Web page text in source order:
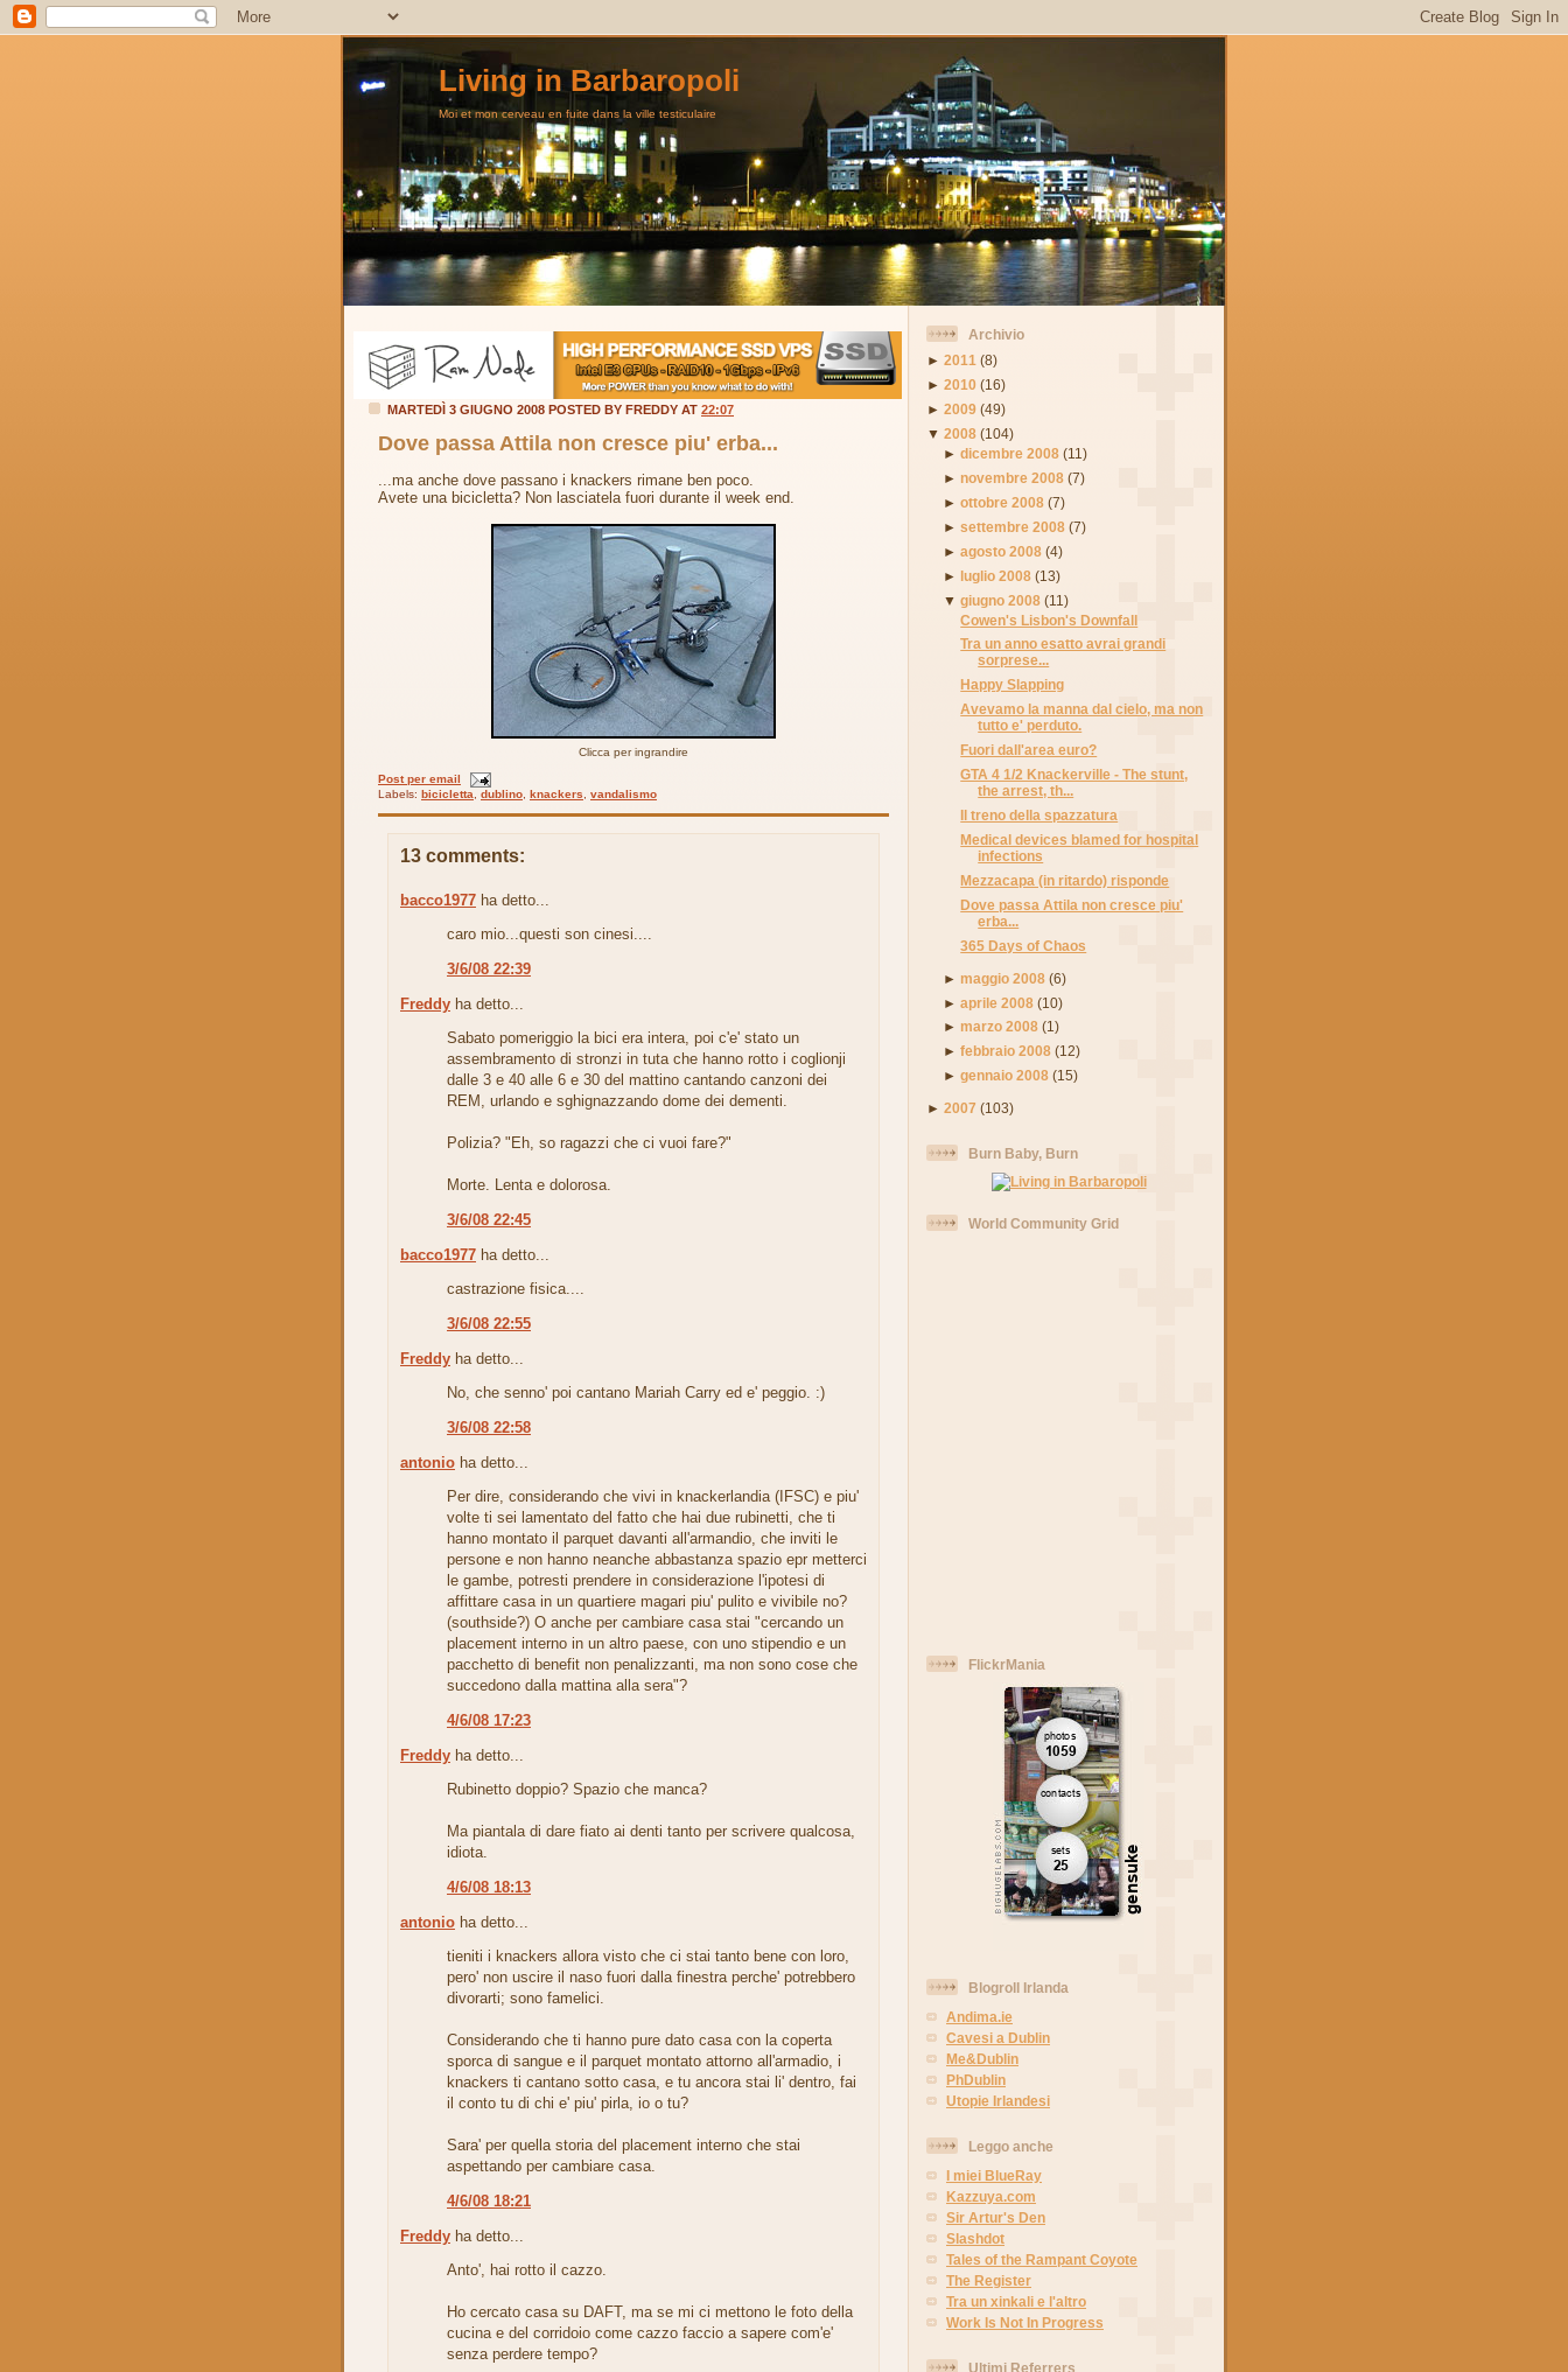
Living in Barbaropoli
Moi et mon cerveau en fuite dans la ville testiculaire
MARTEDÌ 3 GIUGNO 2008 POSTED BY FREDDY AT 22:07
Dove passa Attila non cresce piu' erba...
...ma anche dove passano i knackers rimane ben poco.
Avete una bicicletta? Non lasciatela fuori durante il week end.
Clicca per ingrandire
Post per email
Labels: bicicletta dublino knackers vandalismo
13 comments:
bacco1977 ha detto...
caro mio...questi son cinesi....
3/6/08 22:39
Freddy ha detto...
Sabato pomeriggio la bici era intera, poi c'e' stato un
assembramento di stronzi in tuta che hanno rotto i coglionji
dalle 3 e 40 alle 6 e 30 del mattino cantando canzoni dei
REM, urlando e sghignazzando dome dei dementi.
Polizia? "Eh, so ragazzi che ci vuoi fare?"
Morte. Lenta e dolorosa.
3/6/08 22:45
bacco1977 ha detto...
castrazione fisica....
3/6/08 22:55
Freddy ha detto...
No, che senno' poi cantano Mariah Carry ed e' peggio. :)
3/6/08 22:58
antonio ha detto...
Per dire, considerando che vivi in knackerlandia (IFSC) e piu'
volte ti sei lamentato del fatto che hai due rubinetti, che ti
hanno montato il parquet davanti all'armandio, che inviti le
persone e non hanno neanche abbastanza spazio epr metterci
le gambe, potresti prendere in considerazione l'ipotesi di
affittare casa in un quartiere magari piu' pulito e vivibile no?
(southside?) O anche per cambiare casa stai "cercando un
placement interno in un altro paese, con uno stipendio e un
pacchetto di benefit non penalizzanti, ma non sono cose che
succedono dalla mattina alla sera"?
4/6/08 17:23
Freddy ha detto...
Rubinetto doppio? Spazio che manca?
Ma piantala di dare fiato ai denti tanto per scrivere qualcosa,
idiota.
4/6/08 18:13
antonio ha detto...
tieniti i knackers allora visto che ci stai tanto bene con loro,
pero' non uscire il naso fuori dalla finestra perche' potrebbero
divorarti; sono famelici.
Considerando che ti hanno pure dato casa con la coperta
sporca di sangue e il parquet montato attorno all'armadio, i
knackers ti cantano sotto casa, e tu ancora stai li' dentro, fai
il conto tu di chi e' piu' pirla, io o tu?
Sara' per quella storia del placement interno che stai
aspettando per cambiare casa.
4/6/08 18:21
Freddy ha detto...
Anto', hai rotto il cazzo.
Ho cercato casa su DAFT, ma se mi ci mettono le foto della
cucina e del corridoio come cazzo faccio a sapere com'e'
senza perdere tempo?
Archivio
► 2011 (8)
► 2010 (16)
► 2009 (49)
▼ 2008 (104)
►dicembre 2008 (11)
►novembre 2008 (7)
►ottobre 2008 (7)
►settembre 2008 (7)
►agosto 2008 (4)
► luglio 2008 (13)
▼giugno 2008 (11)
Cowen's Lisbon's Downfall
Tra un anno esatto avrai grandi
sorprese...
Happy Slapping
Avevamo la manna dal cielo, ma non
tutto e' perduto.
Fuori dall'area euro?
GTA 4 1/2 Knackerville - The stunt,
the arrest, th...
Il treno della spazzatura
Medical devices blamed for hospital
infections
Mezzacapa (in ritardo) risponde
Dove passa Attila non cresce piu'
erba...
365 Days of Chaos
►maggio 2008 (6)
►aprile 2008 (10)
►marzo 2008 (1)
►febbraio 2008 (12)
►gennaio 2008 (15)
► 2007 (103)
Burn Baby, Burn
World Community Grid
FlickrMania
Blogroll Irlanda
Andima.ie
Cavesi a Dublin
Me&Dublin
PhDublin
Utopie Irlandesi
Leggo anche
I miei BlueRay
Kazzuya.com
Sir Artur's Den
Slashdot
Tales of the Rampant Coyote
The Register
Tra un xinkali e l'altro
Work Is Not In Progress
Ultimi Referrers